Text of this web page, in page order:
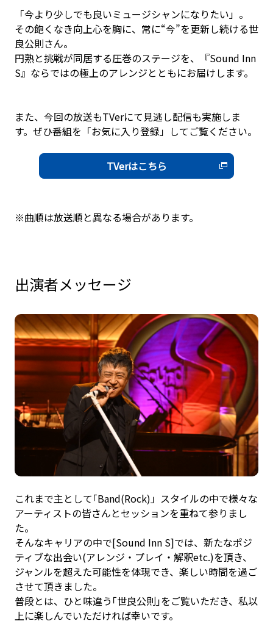
「今より少しでも良いミュージシャンになりたい」――。
その飽くなき向上心を胸に、常に“今”を更新し続ける世
良公則さん。
円熟と挑戦が同居する圧巻のステージを、『Sound Inn
S』ならではの極上のアレンジとともにお届けします。
また、今回の放送もTVerにて見逃し配信も実施しま
す。ぜひ番組を「お気に入り登録」してご覧ください。
TVerはこちら
※曲順は放送順と異なる場合があります。
出演者メッセージ
これまで主として｢Band(Rock)」スタイルの中で様々な
アーティストの皆さんとセッションを重ねて参りまし
た。
そんなキャリアの中で[Sound Inn S]では、新たなポジ
ティブな出会い(アレンジ・プレイ・解釈etc.)を頂き、
ジャンルを超えた可能性を体現でき、楽しい時間を過ご
させて頂きました。
普段とは、ひと味違う｢世良公則｣をご覧いただき、私以
上に楽しんでいただければ幸いです。